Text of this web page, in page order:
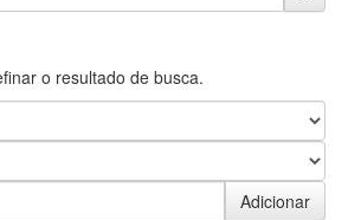
o resultado de busca.